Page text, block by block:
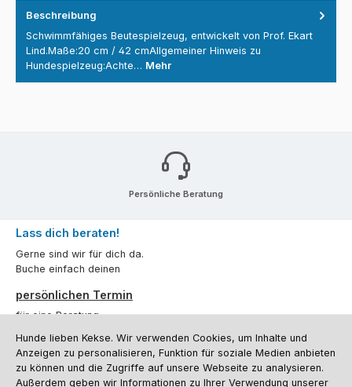
Beschreibung
Schwimmfähiges Beutespielzeug, entwickelt von Prof. Ekart
Lind.Maße:20 cm / 42 cmAllgemeiner Hinweis zu
Hundespielzeug:Achte… Mehr
Persönliche Beratung
Lass dich beraten!
Gerne sind wir für dich da.
Buche einfach deinen
persönlichen Termin
für eine Beratung.
Oder über unserKontaktformular.
Vertrag widerrufen
Hunde lieben Kekse. Wir verwenden Cookies, um Inhalte und
Anzeigen zu personalisieren, Funktion für soziale Medien anbieten
zu können und die Zugriffe auf unsere Webseite zu analysieren.
Außerdem geben wir Informationen zu Ihrer Verwendung unserer